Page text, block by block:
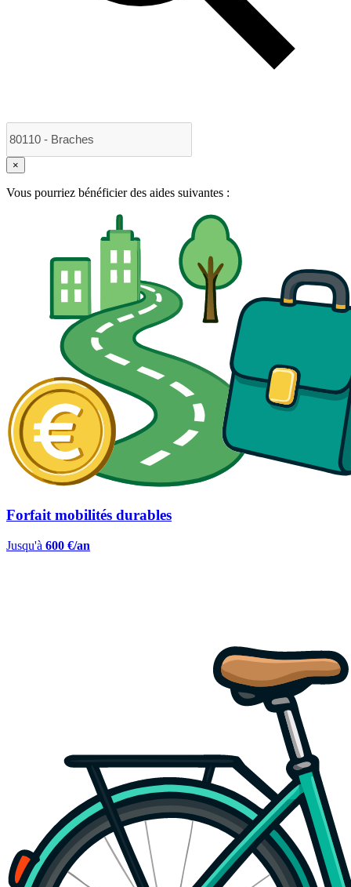
×
Vous pourriez bénéficier des aides suivantes :
Forfait mobilités durables
Jusqu'à 600 €/an